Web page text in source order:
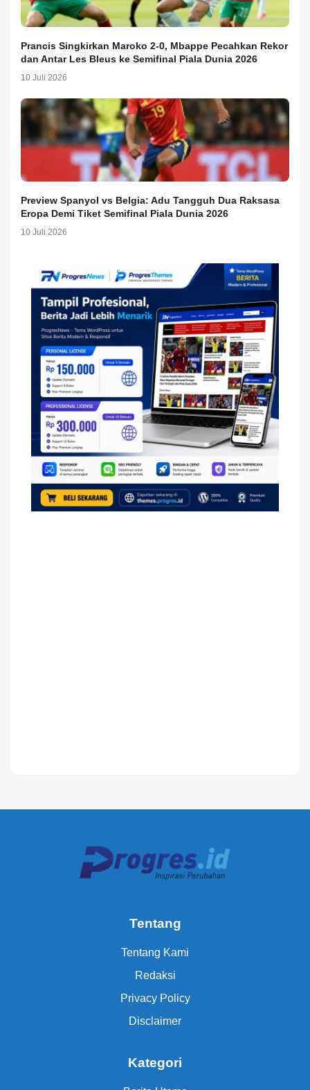
Prancis Singkirkan Maroko 2-0, Mbappe Pecahkan Rekor
dan Antar Les Bleus ke Semifinal Piala Dunia 2026
10 Juli 2026
Preview Spanyol vs Belgia: Adu Tangguh Dua Raksasa
Eropa Demi Tiket Semifinal Piala Dunia 2026
10 Juli 2026
Tentang
Tentang Kami
Redaksi
Privacy Policy
Disclaimer
Kategori